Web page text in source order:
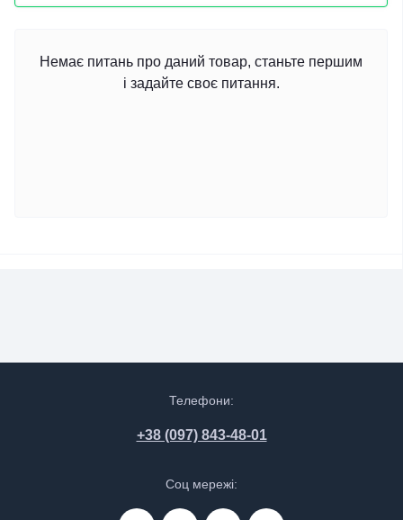
Немає питань про даний товар, станьте першим
і задайте своє питання.
Телефони:
+38 (097) 843-48-01
Соц мережі: